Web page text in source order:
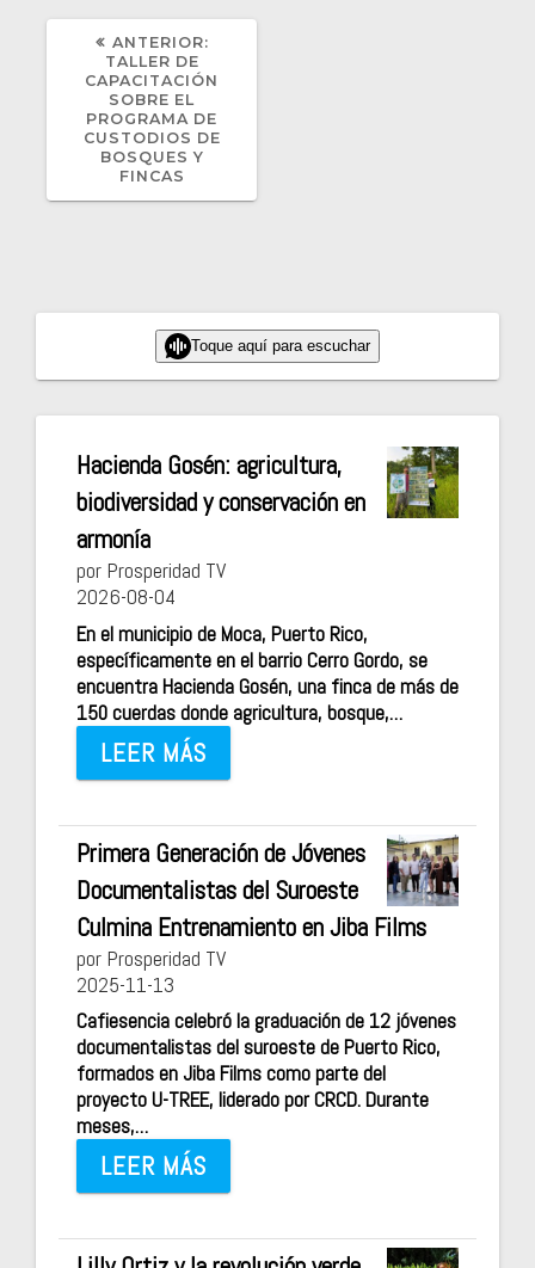
ANTERIOR:POST
TALLER DE
CAPACITACIÓN
SOBRE EL
PROGRAMA DE
CUSTODIOS DE
BOSQUES Y
FINCAS
Toque aquí para escuchar
Hacienda Gosén: agricultura,
biodiversidad y conservación en
armonía
por Prosperidad TV
2026-08-04
En el municipio de Moca, Puerto Rico,
específicamente en el barrio Cerro Gordo, se
encuentra Hacienda Gosén, una finca de más de
150 cuerdas donde agricultura, bosque,…
LEER MÁS
Primera Generación de Jóvenes
Documentalistas del Suroeste
Culmina Entrenamiento en Jiba Films
por Prosperidad TV
2025-11-13
Cafiesencia celebró la graduación de 12 jóvenes
documentalistas del suroeste de Puerto Rico,
formados en Jiba Films como parte del
proyecto U-TREE, liderado por CRCD. Durante
meses,…
LEER MÁS